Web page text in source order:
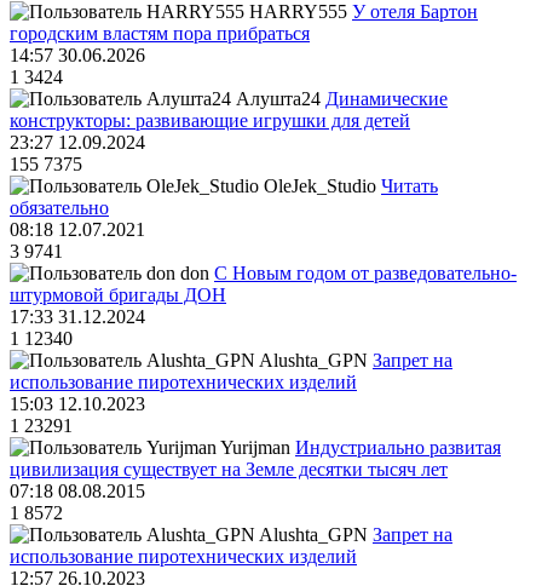
HARRY555 У отеля Бартон
городским властям пора прибраться
14:57 30.06.2026
1 3424
Алушта24 Динамические
конструкторы: развивающие игрушки для детей
23:27 12.09.2024
155 7375
OleJek_Studio Читать
обязательно
08:18 12.07.2021
3 9741
don С Новым годом от разведовательно-
штурмовой бригады ДОН
17:33 31.12.2024
1 12340
Alushta_GPN Запрет на
использование пиротехнических изделий
15:03 12.10.2023
1 23291
Yurijman Индустриально развитая
цивилизация существует на Земле десятки тысяч лет
07:18 08.08.2015
1 8572
Alushta_GPN Запрет на
использование пиротехнических изделий
12:57 26.10.2023